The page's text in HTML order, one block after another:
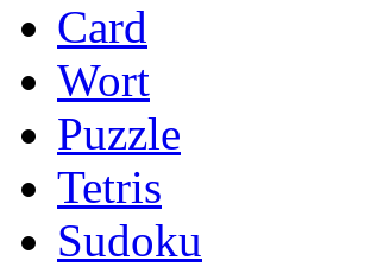
Card
Wort
Puzzle
Tetris
Sudoku